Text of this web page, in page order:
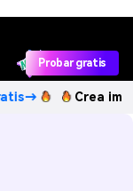
Probar gratis
Crea imágenes IA